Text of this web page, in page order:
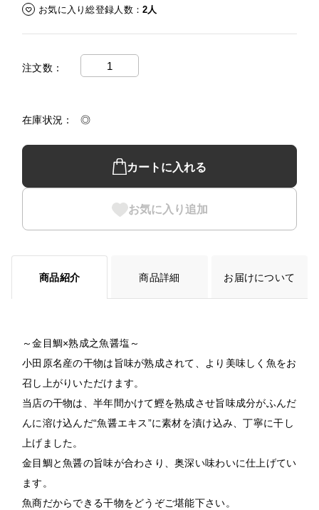
お気に入り総登録人数
2人
注文数
在庫状況 ◎
カートに入れる
お気に入り追加
商品紹介
～金目鯛×熟成之魚醤塩～
小田原名産の干物は旨味が熟成されて、より美味しく魚をお
召し上がりいただけます。
当店の干物は、半年間かけて鰹を熟成させ旨味成分がふんだ
んに溶け込んだ“魚醤エキス”に素材を漬け込み、丁寧に干し
上げました。
金目鯛と魚醤の旨味が合わさり、奥深い味わいに仕上げてい
ます。
魚商だからできる干物をどうぞご堪能下さい。
商品詳細 お届けについて